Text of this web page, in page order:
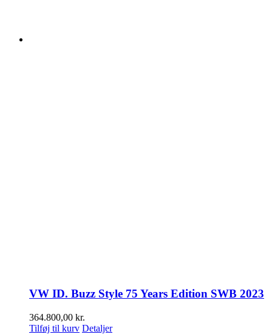
VW ID. Buzz Style 75 Years Edition SWB 2023
364.800,00 kr.
Tilføj til kurv Detaljer